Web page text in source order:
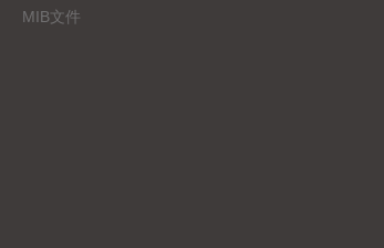
MIB文件